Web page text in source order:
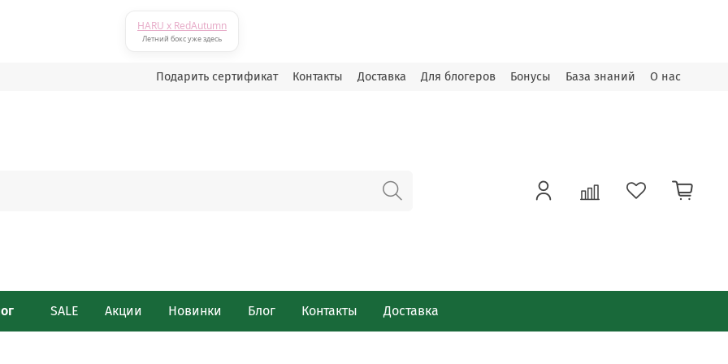
HARU x RedAutumn
Летний бокс уже здесь
Подарить сертификат Контакты Доставка Для блогеров Бонусы База знаний О нас
SALE Акции Новинки Блог Контакты Доставка